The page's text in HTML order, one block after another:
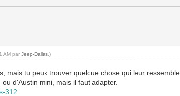
AM parJeep-Dallas .)
mais tu peux trouver quelque chose qui leur ressemble.
d'Austin mini, mais il faut adapter.
312